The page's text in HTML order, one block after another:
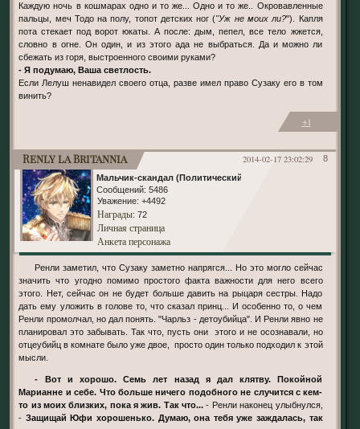
Каждую ночь в кошмарах одно и то же... Одно и то же.. Окровавленные
пальцы, меч Тодо на полу, топот детских ног ("Уж не моих ли?"). Капля
пота стекает под ворот юкаты. А после: дым, пепел, все тело жжется,
словно в огне. Он один, и из этого ада не выбраться. Да и можно ли
сбежать из горя, выстроенного своими руками?
- Я подумаю, Ваша светлость.
Если Лелуш ненавидел своего отца, разве имел право Сузаку его в том
винить?
+1
8
2014-02-17 23:02:29
Renly la Britannia
Мальчик-скандал (Политический)
Сообщений: 5486
Уважение: +4492
Награды: 72
Личная страница
Анкета персонажа
Ренли заметил, что Сузаку заметно напрягся... Но это могло сейчас
значить что угодно помимо простого факта важности для него всего
этого. Нет, сейчас он не будет больше давить на рыцаря сестры. Надо
дать ему уложить в голове то, что сказал принц... И особенно то, о чем
Ренли промолчал, но дал понять. "Чарльз - детоубийца". И Ренли явно не
планировал это забывать. Так что, пусть они этого и не осознавали, но
отцеубийц в комнате было уже двое, просто один только подходил к этой
мысли.
- Вот и хорошо. Семь лет назад я дал клятву. Покойной
Марианне и себе. Что больше ничего подобного не случится с кем-
то из моих близких, пока я жив. Так что... - Ренли наконец улыбнулся,
- Защищай Юфи хорошенько. Думаю, она тебя уже заждалась, так